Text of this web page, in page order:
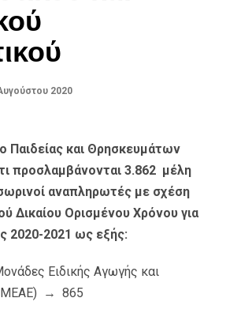
2020
Παιδείας και Θρησκευμάτων
προσλαμβάνονται 3.862 μέλη
αναπληρωτές με σχέση
Δικαίου Ορισμένου Χρόνου για
2020-2021 ως εξής:
Ειδικής Αγωγής και
→ 865